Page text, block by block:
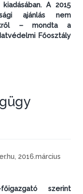
A 2015
ajánlás nem
– mondta a
Főosztály
2016.március
szerint